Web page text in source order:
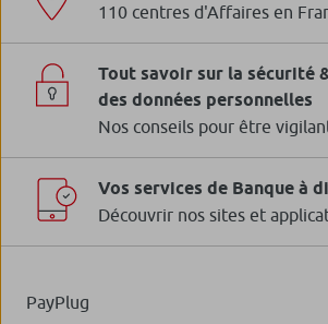
110 centres d'Affaires en
Tout savoir sur la sécurité
des données personnelles
Nos conseils pour être
Vos services de Banque à
Découvrir nos sites et
PayPlug